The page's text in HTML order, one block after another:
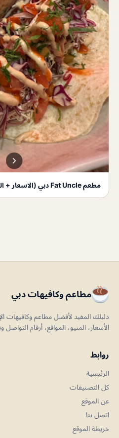
مطعم Fat Uncle دبي (الاسعار + المنيو + الموقع)
مطاعم وكافيهات دبي
دليلك المفيد لأفضل مطاعم وكافيهات
الأسعار، المنيو، المواقع، أرقام التواصل
روابط
الرئيسية
كل التصنيفات
عن الموقع
اتصل بنا
خريطة الموقع